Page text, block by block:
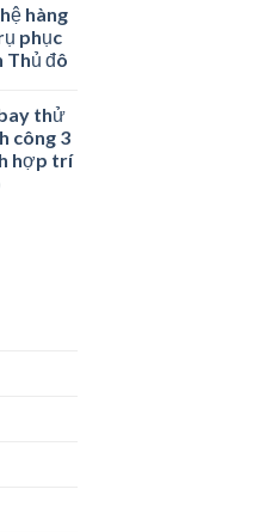
hàng
phục
Thủ đô
thử
công 3
hợp trí